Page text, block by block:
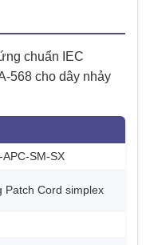
chuẩn IEC
568 cho dây nhảy
SM-SX
Patch Cord simplex